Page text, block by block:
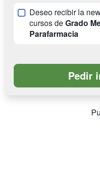
Deseo recibir la
cursos deGrado
Parafarmacia